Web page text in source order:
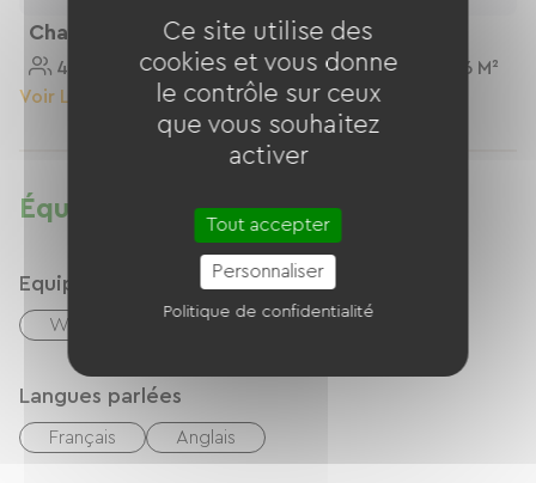
Chambre Jaune
4 Personnes
24 M²
Voir Le Logement
Cuisine
5 Personnes
16 M²
Voir Le Logement
Équipements
Equipements
Wifi gratuit
Langues parlées
Français Anglais
Ce site utilise des
cookies et vous donne
le contrôle sur ceux
que vous souhaitez
activer
Tout accepter
Personnaliser
Politique de confidentialité